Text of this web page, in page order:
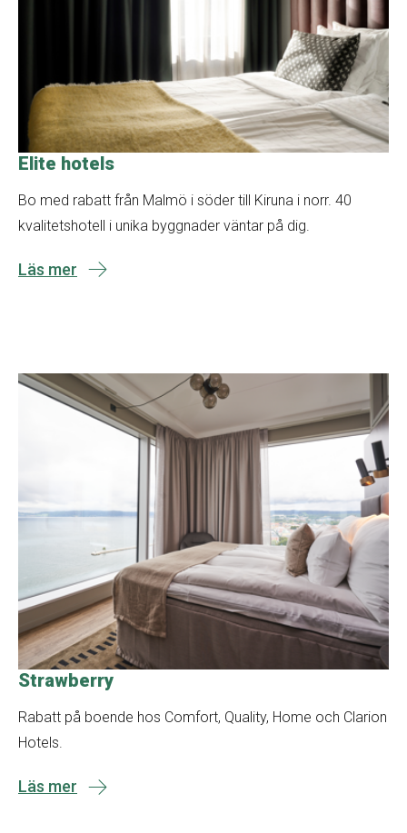
Elite hotels
Bo med rabatt från Malmö i söder till Kiruna i norr. 40
kvalitetshotell i unika byggnader väntar på dig.
Läs mer
Strawberry
Rabatt på boende hos Comfort, Quality, Home och Clarion
Hotels.
Läs mer